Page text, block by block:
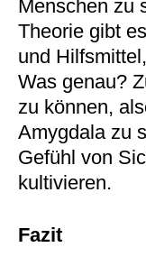
Menschen zu
Theorie gibt
und
Was genau?
zu können,
Amygdala zu
Gefühl von
kultivieren.
Fazit